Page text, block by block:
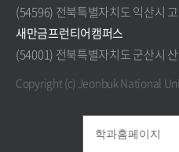
(54596) 전북특별자치도 익산시
새만금프런티어캠퍼스
(54001) 전북특별자치도 군산시
Copyright (c) Jeonbuk National